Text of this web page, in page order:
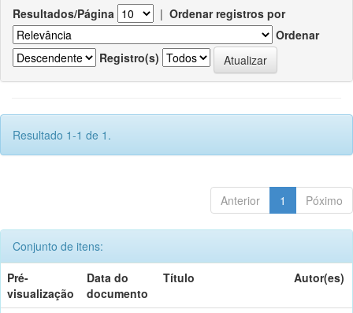
Resultados/Página | Ordenar registros por
Ordenar
Registro(s)
Resultado 1-1 de 1.
Anterior 1 Póximo
Conjunto de itens:
Pré-
visualização
Data do
documento
Título Autor(es)